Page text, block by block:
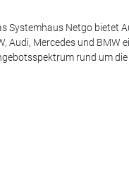
Systemhaus Netgo bietet
Audi, Mercedes und BMW
rund um die